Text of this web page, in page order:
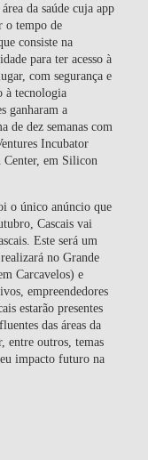
da saúde cuja app
o tempo de
consiste na
para ter acesso à
com segurança e
à tecnologia
ganharam a
de dez semanas com
Incubator
Center, em Silicon
o único anúncio que
Cascais vai
Este será um
no Grande
Carcavelos) e
empreendedores
estarão presentes
das áreas da
entre outros, temas
impacto futuro na